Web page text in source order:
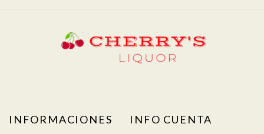
INFORMACIONES INFO CUENTA